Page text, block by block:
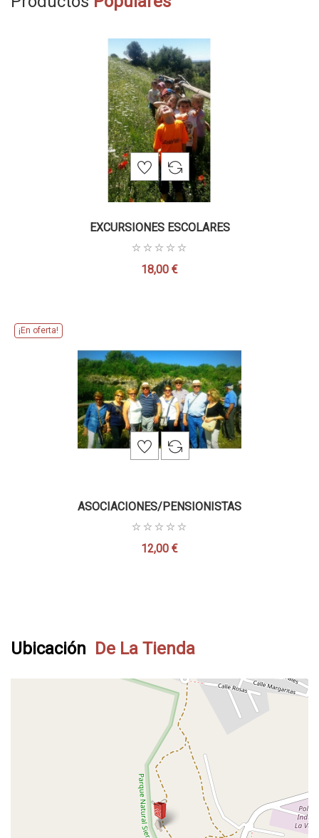
EXCURSIONES ESCOLARES
Precio
18,00 €
ASOCIACIONES/PENSIONISTAS
Precio
12,00 €
¡En oferta!
Ubicación De La Tienda